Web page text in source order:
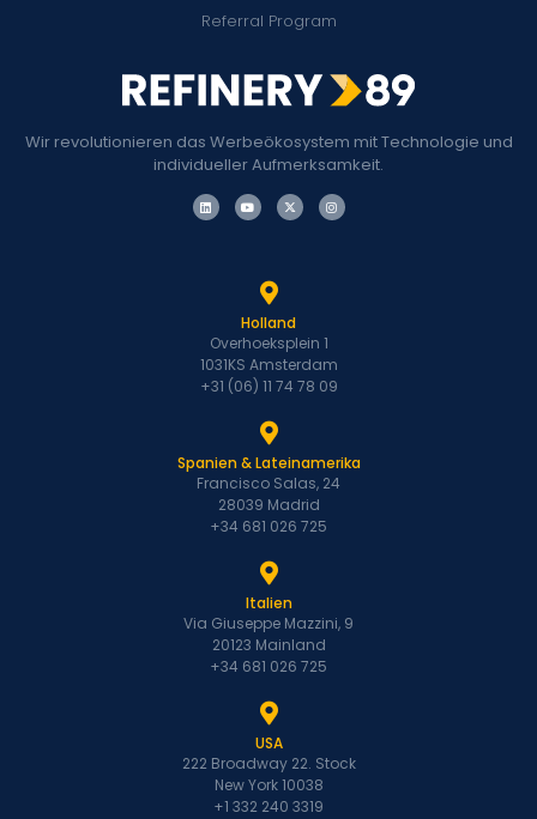
Wir revolutionieren das Werbeökosystem mit Technologie und
individueller Aufmerksamkeit.
Referral Program
Holland
Overhoeksplein 1
1031KS Amsterdam
+31 (06) 11 74 78 09
Spanien & Lateinamerika
Francisco Salas, 24
28039 Madrid
+34 681 026 725
Italien
Via Giuseppe Mazzini, 9
20123 Mainland
+34 681 026 725
USA
222 Broadway 22. Stock
New York 10038
+1 332 240 3319